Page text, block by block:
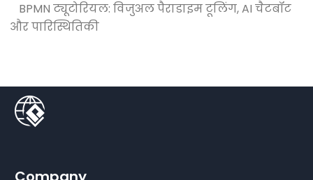
BPMN ट्यूटोरियल: विजुअल पैराडाइम टूलिंग, AI चैटबॉट
और पारिस्थितिकी